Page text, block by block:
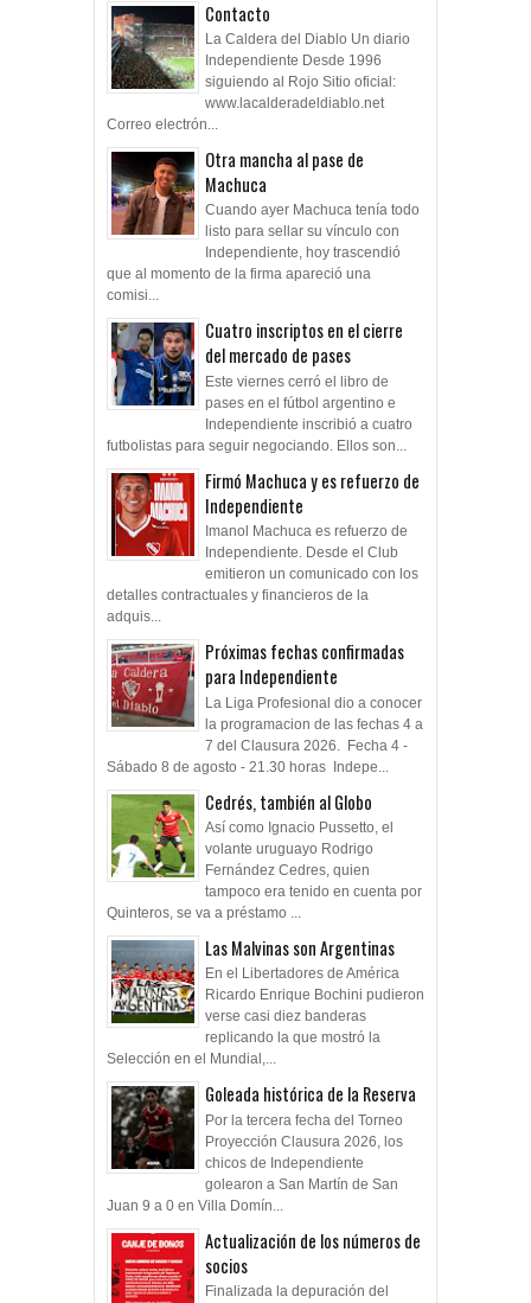
Contacto
La Caldera del Diablo Un diario
Independiente Desde 1996
siguiendo al Rojo Sitio oficial:
www.lacalderadeldiablo.net
Correo electrón...
Otra mancha al pase de
Machuca
Cuando ayer Machuca tenía todo
listo para sellar su vínculo con
Independiente, hoy trascendió
que al momento de la firma apareció una
comisi...
Cuatro inscriptos en el cierre
del mercado de pases
Este viernes cerró el libro de
pases en el fútbol argentino e
Independiente inscribió a cuatro
futbolistas para seguir negociando. Ellos son...
Firmó Machuca y es refuerzo de
Independiente
Imanol Machuca es refuerzo de
Independiente. Desde el Club
emitieron un comunicado con los
detalles contractuales y financieros de la
adquis...
Próximas fechas confirmadas
para Independiente
La Liga Profesional dio a conocer
la programacion de las fechas 4 a
7 del Clausura 2026. Fecha 4 -
Sábado 8 de agosto - 21.30 horas Indepe...
Cedrés, también al Globo
Así como Ignacio Pussetto, el
volante uruguayo Rodrigo
Fernández Cedres, quien
tampoco era tenido en cuenta por
Quinteros, se va a préstamo ...
Las Malvinas son Argentinas
En el Libertadores de América
Ricardo Enrique Bochini pudieron
verse casi diez banderas
replicando la que mostró la
Selección en el Mundial,...
Goleada histórica de la Reserva
Por la tercera fecha del Torneo
Proyección Clausura 2026, los
chicos de Independiente
golearon a San Martín de San
Juan 9 a 0 en Villa Domín...
Actualización de los números de
socios
Finalizada la depuración del